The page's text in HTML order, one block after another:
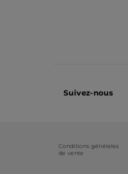
Suivez-nous
Conditions générales
de vente